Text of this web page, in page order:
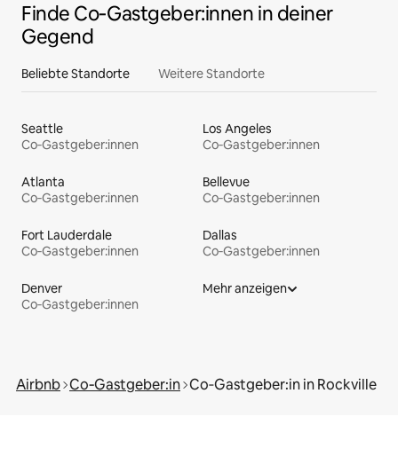
Finde Co‑Gastgeber:innen in deiner
Gegend
Beliebte Standorte Weitere Standorte
Seattle
Co‑Gastgeber:innen
Los Angeles
Co‑Gastgeber:innen
Atlanta
Co‑Gastgeber:innen
Bellevue
Co‑Gastgeber:innen
Fort Lauderdale
Co‑Gastgeber:innen
Dallas
Co‑Gastgeber:innen
Denver
Co‑Gastgeber:innen
Mehr anzeigen
Airbnb Co‑Gastgeber:in Co‑Gastgeber:in in Rockville